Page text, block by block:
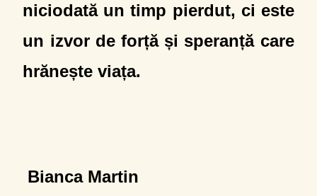
niciodată un timp pierdut, ci este
un izvor de forță și speranță care
hrănește viața.
Bianca Martin